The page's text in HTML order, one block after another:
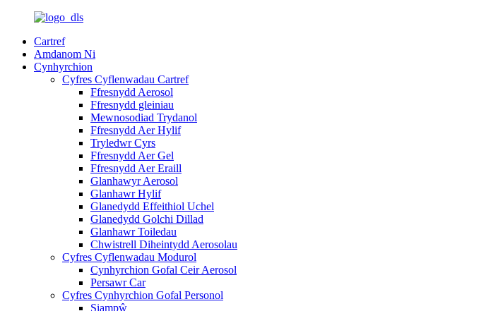
Cartref
Amdanom Ni
Cynhyrchion
Cyfres Cyflenwadau Cartref
Ffresnydd Aerosol
Ffresnydd gleiniau
Mewnosodiad Trydanol
Ffresnydd Aer Hylif
Tryledwr Cyrs
Ffresnydd Aer Gel
Ffresnydd Aer Eraill
Glanhawyr Aerosol
Glanhawr Hylif
Glanedydd Effeithiol Uchel
Glanedydd Golchi Dillad
Glanhawr Toiledau
Chwistrell Diheintydd Aerosolau
Cyfres Cyflenwadau Modurol
Cynhyrchion Gofal Ceir Aerosol
Persawr Car
Cyfres Cynhyrchion Gofal Personol
Siampŵ